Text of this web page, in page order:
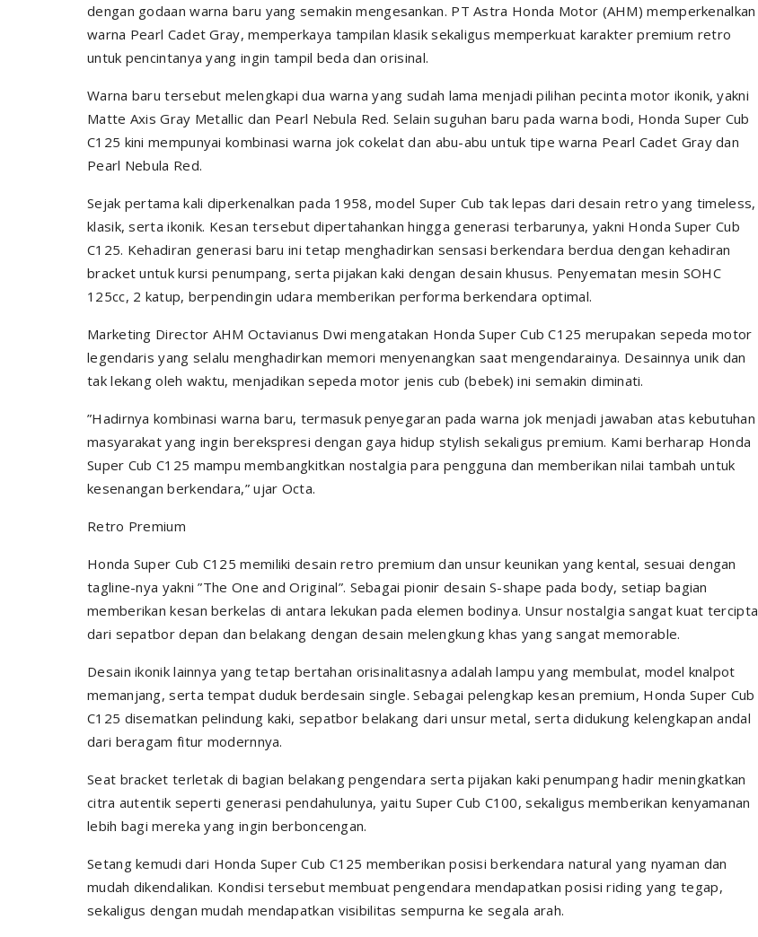
dengan godaan warna baru yang semakin mengesankan. PT Astra Honda Motor (AHM) memperkenalkan
warna Pearl Cadet Gray, memperkaya tampilan klasik sekaligus memperkuat karakter premium retro
untuk pencintanya yang ingin tampil beda dan orisinal.
Warna baru tersebut melengkapi dua warna yang sudah lama menjadi pilihan pecinta motor ikonik, yakni
Matte Axis Gray Metallic dan Pearl Nebula Red. Selain suguhan baru pada warna bodi, Honda Super Cub
C125 kini mempunyai kombinasi warna jok cokelat dan abu-abu untuk tipe warna Pearl Cadet Gray dan
Pearl Nebula Red.
Sejak pertama kali diperkenalkan pada 1958, model Super Cub tak lepas dari desain retro yang timeless,
klasik, serta ikonik. Kesan tersebut dipertahankan hingga generasi terbarunya, yakni Honda Super Cub
C125. Kehadiran generasi baru ini tetap menghadirkan sensasi berkendara berdua dengan kehadiran
bracket untuk kursi penumpang, serta pijakan kaki dengan desain khusus. Penyematan mesin SOHC
125cc, 2 katup, berpendingin udara memberikan performa berkendara optimal.
Marketing Director AHM Octavianus Dwi mengatakan Honda Super Cub C125 merupakan sepeda motor
legendaris yang selalu menghadirkan memori menyenangkan saat mengendarainya. Desainnya unik dan
tak lekang oleh waktu, menjadikan sepeda motor jenis cub (bebek) ini semakin diminati.
”Hadirnya kombinasi warna baru, termasuk penyegaran pada warna jok menjadi jawaban atas kebutuhan
masyarakat yang ingin berekspresi dengan gaya hidup stylish sekaligus premium. Kami berharap Honda
Super Cub C125 mampu membangkitkan nostalgia para pengguna dan memberikan nilai tambah untuk
kesenangan berkendara,” ujar Octa.
Retro Premium
Honda Super Cub C125 memiliki desain retro premium dan unsur keunikan yang kental, sesuai dengan
tagline-nya yakni ”The One and Original”. Sebagai pionir desain S-shape pada body, setiap bagian
memberikan kesan berkelas di antara lekukan pada elemen bodinya. Unsur nostalgia sangat kuat tercipta
dari sepatbor depan dan belakang dengan desain melengkung khas yang sangat memorable.
Desain ikonik lainnya yang tetap bertahan orisinalitasnya adalah lampu yang membulat, model knalpot
memanjang, serta tempat duduk berdesain single. Sebagai pelengkap kesan premium, Honda Super Cub
C125 disematkan pelindung kaki, sepatbor belakang dari unsur metal, serta didukung kelengkapan andal
dari beragam fitur modernnya.
Seat bracket terletak di bagian belakang pengendara serta pijakan kaki penumpang hadir meningkatkan
citra autentik seperti generasi pendahulunya, yaitu Super Cub C100, sekaligus memberikan kenyamanan
lebih bagi mereka yang ingin berboncengan.
Setang kemudi dari Honda Super Cub C125 memberikan posisi berkendara natural yang nyaman dan
mudah dikendalikan. Kondisi tersebut membuat pengendara mendapatkan posisi riding yang tegap,
sekaligus dengan mudah mendapatkan visibilitas sempurna ke segala arah.